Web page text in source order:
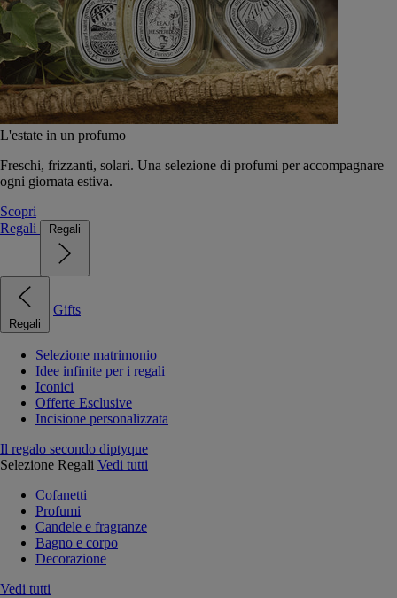
L'estate in un profumo
Freschi, frizzanti, solari. Una selezione di profumi per accompagnare
ogni giornata estiva.
Scopri
Regali
Regali
Regali
Gifts
Selezione matrimonio
Idee infinite per i regali
Iconici
Offerte Esclusive
Incisione personalizzata
Il regalo secondo diptyque
Selezione Regali Vedi tutti
Cofanetti
Profumi
Candele e fragranze
Bagno e corpo
Decorazione
Vedi tutti